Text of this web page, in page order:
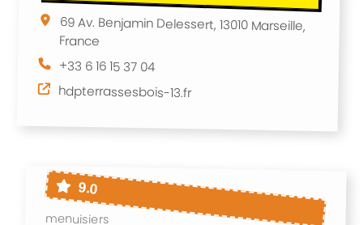
69 Av. Benjamin Delessert, 13010 Marseille,
France
+33 6 16 15 37 04
hdpterrassesbois-13.fr
9.0
menuisiers